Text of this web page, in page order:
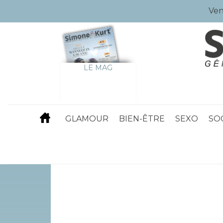
LE MAG
GLAMOUR BIEN-ÊTRE SEXO